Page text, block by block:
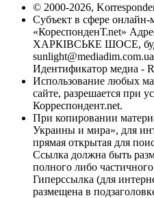
© 2000-2026,
Субъект в сфере
«КореспонденТ.net»
ХАРКІВСЬКЕ ШОСЕ,
sunlight@mediadim.com.ua
Идентификатор медиа -
Использование любых
сайте, разрешается при
Корреспондент.net.
При копировании
Украины и мира», для
прямая открытая для
Ссылка должна быть
полного либо
Гиперссылка (для
размещена в